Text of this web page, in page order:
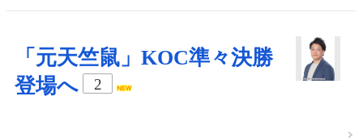
「元天竺鼠」KOC準々決勝
登場へ
2